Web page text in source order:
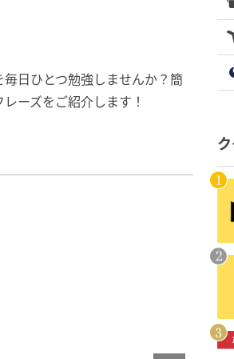
日ひとつ勉強しませんか？簡
ーズをご紹介します！